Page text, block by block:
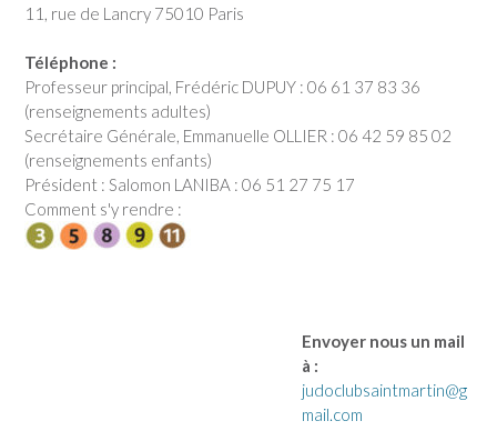
11, rue de Lancry 75010 Paris
Téléphone :
Professeur principal, Frédéric DUPUY : 06 61 37 83 36
(renseignements adultes)
Secrétaire Générale, Emmanuelle OLLIER : 06 42 59 85 02
(renseignements enfants)
Président : Salomon LANIBA : 06 51 27 75 17
Comment s'y rendre :
Envoyer nous un mail
à :
judoclubsaintmartin@g
mail.com